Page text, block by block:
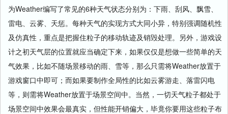
为Weather编写了常见的6种天气状态分别为：下雨、刮风、飘雪、
雷电、云雾、天惩。每种天气的实现方式大同小异，特别强调随机性
及仿真性，重点是把握住粒子的移动轨迹及销毁处理。另外，游戏设
计之初天气层的位置就应当确定下来，如果仅仅是想做一些简单的天
气效果，比如不随场景移动的雨、雪等，那么只需将Weather放置于
游戏窗口中即可；而如果要制作全局性的比如云雾游走、落雷闪电
等，则需将Weather放置于场景空间中。当然，一切天气粒子都处于
场景空间中效果会最真实，但性能开销偏大，毕竟你要用这些粒子布